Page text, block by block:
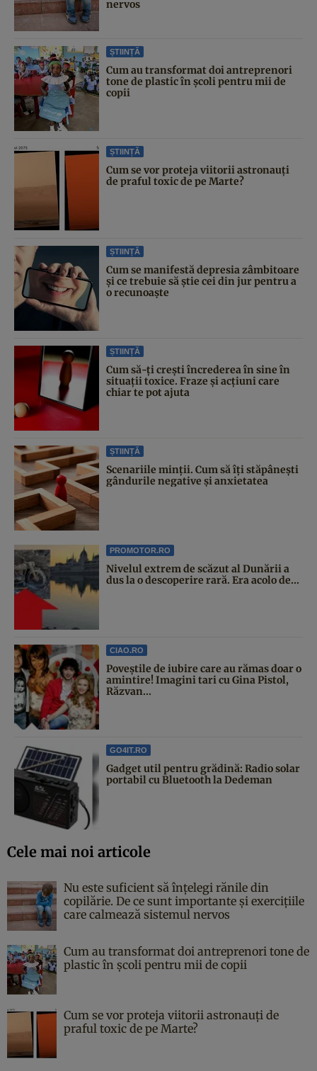
nervos
ȘTIINȚĂ
Cum au transformat doi antreprenori
tone de plastic în școli pentru mii de
copii
ȘTIINȚĂ
Cum se vor proteja viitorii astronauți
de praful toxic de pe Marte?
ȘTIINȚĂ
Cum se manifestă depresia zâmbitoare
și ce trebuie să știe cei din jur pentru a
o recunoaște
ȘTIINȚĂ
Cum să-ți crești încrederea în sine în
situații toxice. Fraze și acțiuni care
chiar te pot ajuta
ȘTIINȚĂ
Scenariile minții. Cum să îți stăpânești
gândurile negative și anxietatea
PROMOTOR.RO
Nivelul extrem de scăzut al Dunării a
dus la o descoperire rară. Era acolo de...
CIAO.RO
Poveştile de iubire care au rămas doar o
amintire! Imagini tari cu Gina Pistol,
Răzvan...
GO4IT.RO
Gadget util pentru grădină: Radio solar
portabil cu Bluetooth la Dedeman
Cele mai noi articole
Nu este suficient să înțelegi rănile din
copilărie. De ce sunt importante și exercițiile
care calmează sistemul nervos
Cum au transformat doi antreprenori tone de
plastic în școli pentru mii de copii
Cum se vor proteja viitorii astronauți de
praful toxic de pe Marte?